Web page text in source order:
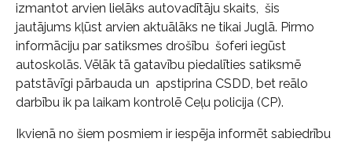
izmantot arvien lielāks autovadītāju skaits, šis
jautājums kļūst arvien aktuālāks ne tikai Juglā. Pirmo
informāciju par satiksmes drošību šoferi iegūst
autoskolās. Vēlāk tā gatavību piedalīties satiksmē
patstāvīgi pārbauda un apstiprina CSDD, bet reālo
darbību ik pa laikam kontrolē Ceļu policija (CP).
Ikvienā no šiem posmiem ir iespēja informēt sabiedrību